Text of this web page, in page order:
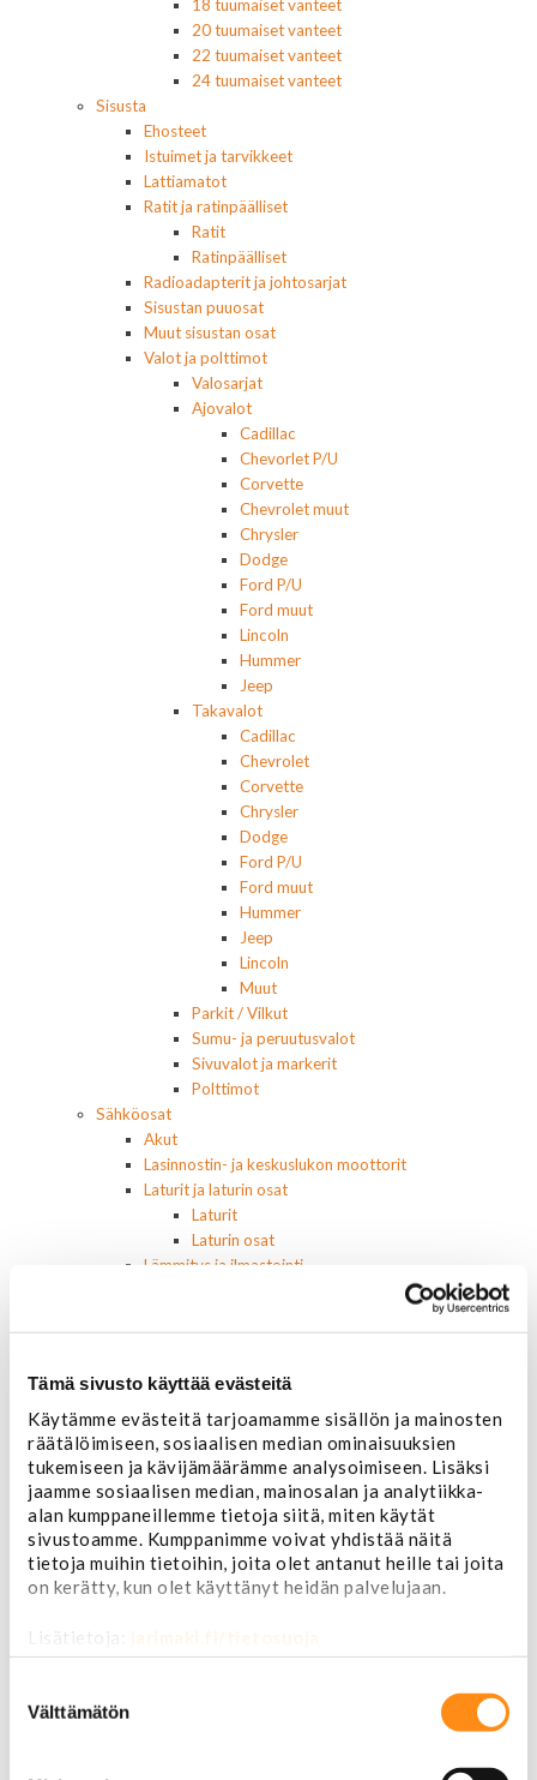
Tämä sivusto käyttää evästeitä
Käytämme evästeitä tarjoamamme sisällön ja mainosten
räätälöimiseen, sosiaalisen median ominaisuuksien
tukemiseen ja kävijämäärämme analysoimiseen. Lisäksi
jaamme sosiaalisen median, mainosalan ja analytiikka-
alan kumppaneillemme tietoja siitä, miten käytät
sivustoamme. Kumppanimme voivat yhdistää näitä
tietoja muihin tietoihin, joita olet antanut heille tai joita
on kerätty, kun olet käyttänyt heidän palvelujaan.
Lisätietoja: jarimaki.fi/tietosuoja
valinta
Välttämätön
18 tuumaiset vanteet
20 tuumaiset vanteet
22 tuumaiset vanteet
24 tuumaiset vanteet
Sisusta
Ehosteet
Istuimet ja tarvikkeet
Lattiamatot
Ratit ja ratinpäälliset
Ratit
Ratinpäälliset
Radioadapterit ja johtosarjat
Sisustan puuosat
Muut sisustan osat
Valot ja polttimot
Valosarjat
Ajovalot
Cadillac
Chevorlet P/U
Corvette
Chevrolet muut
Chrysler
Dodge
Ford P/U
Ford muut
Lincoln
Hummer
Jeep
Takavalot
Cadillac
Chevrolet
Corvette
Chrysler
Dodge
Ford P/U
Ford muut
Hummer
Jeep
Lincoln
Muut
Parkit / Vilkut
Sumu- ja peruutusvalot
Sivuvalot ja markerit
Polttimot
Sähköosat
Akut
Lasinnostin- ja keskuslukon moottorit
Laturit ja laturin osat
Laturit
Laturin osat
Lämmitys ja ilmastointi
Moottorit
Ilmastoinnin osat
Muut
Ohjainlaitteet
Startit ja startin osat
Starttimoottorit
Starttimoottorin osat
Sytytysosat
Sähköosat